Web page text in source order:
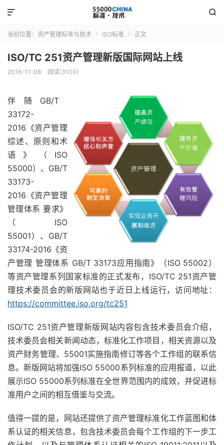


当前位置： 资产管理标准与技术  ISO标准  正文
ISO/TC 251资产管理新版国际网站上线
2016-11-08 阅读(3100)
伴随GB/T
33172-
2016《资产管理
综述、原则和术
语》（ISO
55000）、GB/T
33173-
2016《资产管理
管理体系 要求》
（ISO
55001）、GB/T
33174-2016《资
产管理 管理体系 GB/T 33173应用指南》（ISO 55002）
等资产管理系列国家标准的正式发布，ISO/TC 251资产管
理技术委员会的新版网站也于近日上线运行，访问地址：
https://committee.iso.org/tc251
ISO/TC 251资产管理新版网站内容包含技术委员会介绍，
技术委员会相关新闻动态，标准化工作项目，相关资源以及
资产财务管理、55001实施指南修订等各个工作组的联系信
息。新版网站将加强ISO 55000系列标准的应用报道，以此
展示ISO 55000系列标准在全世界范围内的成效，并促进标
准用户之间的相互借鉴与交流。
值得一提的是，网站还提供了资产管理标准化工作蓝图和体
系认证的相关信息，包含技术委员会每个工作组的下一步工